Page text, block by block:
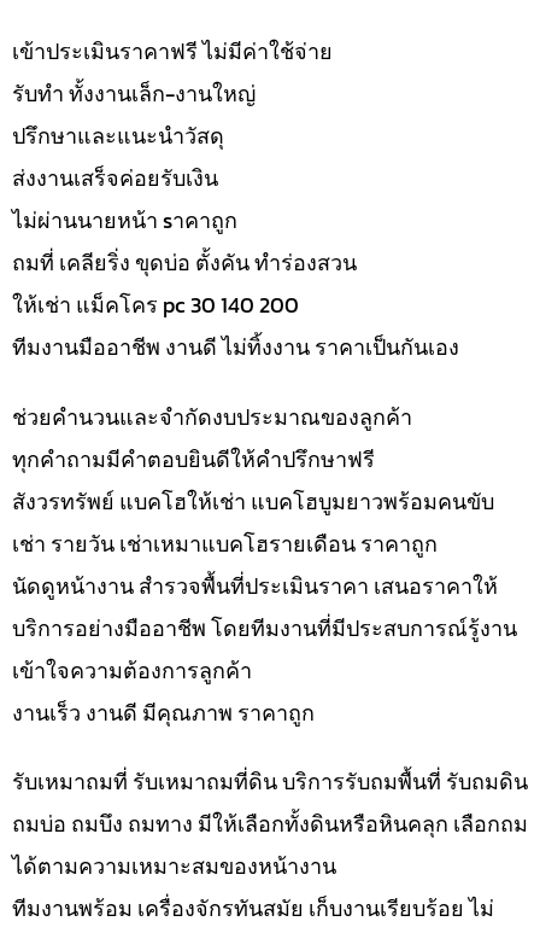
เข้าประเมินราคาฟรี ไม่มีค่าใช้จ่าย
รับทำ ทั้งงานเล็ก-งานใหญ่
ปรึกษาและแนะนำวัสดุ
ส่งงานเสร็จค่อยรับเงิน
ไม่ผ่านนายหน้า sาคาถูก
ถมที่ เคลียริ่ง ขุดบ่อ ตั้งคัน ทำร่องสวน
ให้เช่า แม็คโคร pc 30 140 200
ทีมงานมืออาชีพ งานดี ไม่ทิ้งงาน ราคาเป็นกันเอง
ช่วยคำนวนและจำกัดงบประมาณของลูกค้า
ทุกคำถามมีคำตอบยินดีให้คำปรึกษาฟรี
สังวรทรัพย์ แบคโฮให้เช่า แบคโฮบูมยาวพร้อมคนขับ
เช่า รายวัน เช่าเหมาแบคโฮรายเดือน ราคาถูก
นัดดูหน้างาน สำรวจพื้นที่ประเมินราคา เสนอราคาให้
บริการอย่างมืออาชีพ โดยทีมงานที่มีประสบการณ์รู้งาน
เข้าใจความต้องการลูกค้า
งานเร็ว งานดี มีคุณภาพ ราคาถูก
รับเหมาถมที่ รับเหมาถมที่ดิน บริการรับถมพื้นที่ รับถมดิน
ถมบ่อ ถมบึง ถมทาง มีให้เลือกทั้งดินหรือหินคลุก เลือกถม
ได้ตามความเหมาะสมของหน้างาน
ทีมงานพร้อม เครื่องจักรทันสมัย เก็บงานเรียบร้อย ไม่